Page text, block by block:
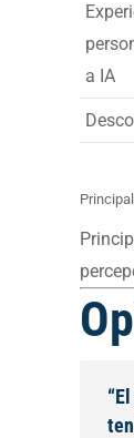
a IA